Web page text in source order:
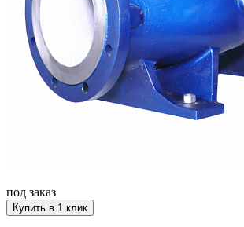
под заказ
Купить в 1 клик